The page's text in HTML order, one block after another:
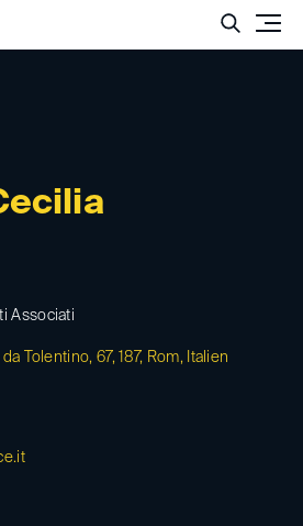
Associati
Tolentino, 67, 187, Rom, Italien